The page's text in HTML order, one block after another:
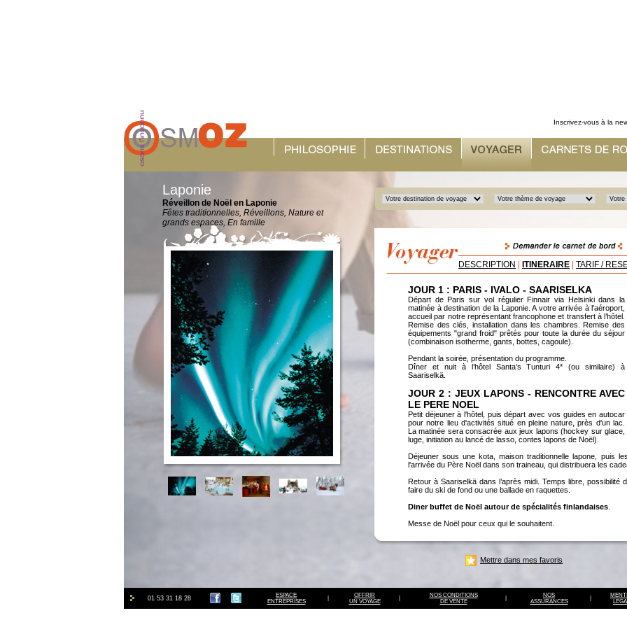
Inscrivez-vous à la
Laponie
Réveillon de Noël en Laponie
Fêtes traditionnelles, Réveillons, Nature et
grands espaces, En famille
DESCRIPTION ITINERAIRE TARIF /
JOUR 1 : PARIS - IVALO - SAARISELKA
Départ de Paris sur vol régulier Finnair via Helsinki dans la
matinée à destination de la Laponie. A votre arrivée à l'aéroport,
accueil par notre représentant francophone et transfert à l’hôtel.
Remise des clés, installation dans les chambres. Remise des
équipements "grand froid" prêtés pour toute la durée du séjour
(combinaison isotherme, gants, bottes, cagoule).
Pendant la soirée, présentation du programme.
Dîner et nuit à l’hôtel Santa's Tunturi 4* (ou similaire) à
Saariselkä.
JOUR 2 : JEUX LAPONS - RENCONTRE AVEC
LE PERE NOEL
Petit déjeuner à l'hôtel, puis départ avec vos guides en autocar
pour notre lieu d'activités situé en pleine nature, près d'un lac.
La matinée sera consacrée aux jeux lapons (hockey sur glace,
luge, initiation au lancé de lasso, contes lapons de Noël).
Déjeuner sous une kota, maison traditionnelle lapone, puis
l'arrivée du Père Noël dans son traineau, qui distribuera les
Retour à Saariselkä dans l’après midi. Temps libre, possibilité
faire du ski de fond ou une ballade en raquettes.
Diner buffet de Noël autour de spécialités finlandaises
Messe de Noël pour ceux qui le souhaitent.
Nuit à l’hôtel Santa Tunturi 4* (ou similaire) à Saariselkä.
JOUR 3 : VISITE D'UNE FERME DE RENNES
Après le petit-déjeuner, départ en autocar à la rencontre d’un
non pas d’une randonnée). Après la balade, un café vous
pause, votre hôte partagera avec vous ses connaissances et
Mettre dans mes favoris
01 53 31 18 28
ESPACE
ENTREPRISES
OFFRIR
UN VOYAGE
NOS CONDITIONS
DE VENTE
NOS
ASSURANCES